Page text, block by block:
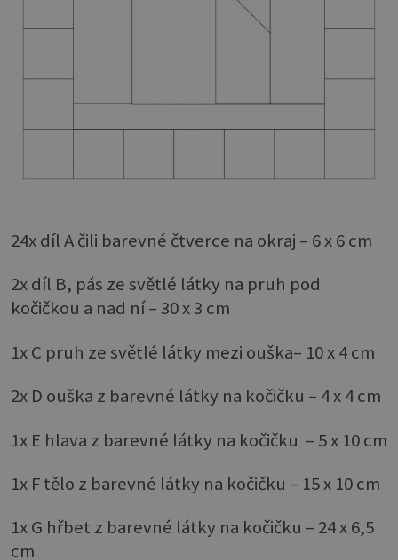
24x díl A čili barevné čtverce na okraj – 6 x 6 cm
2x díl B, pás ze světlé látky na pruh pod
kočičkou a nad ní – 30 x 3 cm
1x C pruh ze světlé látky mezi ouška– 10 x 4 cm
2x D ouška z barevné látky na kočičku – 4 x 4 cm
1x E hlava z barevné látky na kočičku – 5 x 10 cm
1x F tělo z barevné látky na kočičku – 15 x 10 cm
1x G hřbet z barevné látky na kočičku – 24 x 6,5
cm